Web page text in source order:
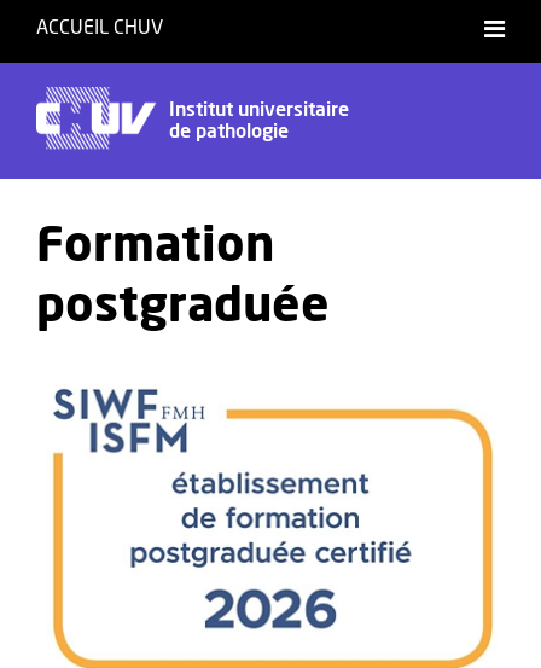
ACCUEIL CHUV
Institut universitaire
de pathologie
Formation
postgraduée